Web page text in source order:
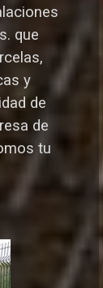
que
y
de
de
tu